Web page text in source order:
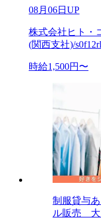
08月06日UP
株式会社ヒト・
(関西支社)/
時給1,500円〜
制服貸与
ル販売 大